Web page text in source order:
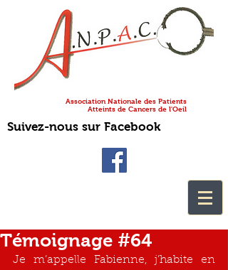
Association Nationale des Patients
Atteints de Cancers de l'Oeil
Suivez-nous sur Facebook
Témoignage #64
Je m’appelle Fabienne, j’habite en